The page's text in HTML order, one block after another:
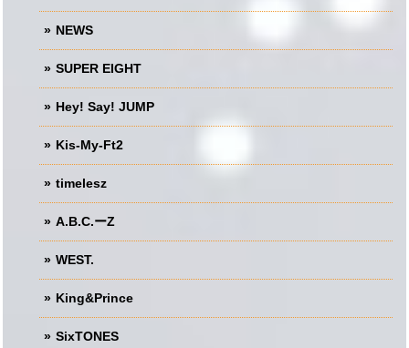
NEWS
SUPER EIGHT
Hey! Say! JUMP
Kis-My-Ft2
timelesz
A.B.C.ーZ
WEST.
King&Prince
SixTONES